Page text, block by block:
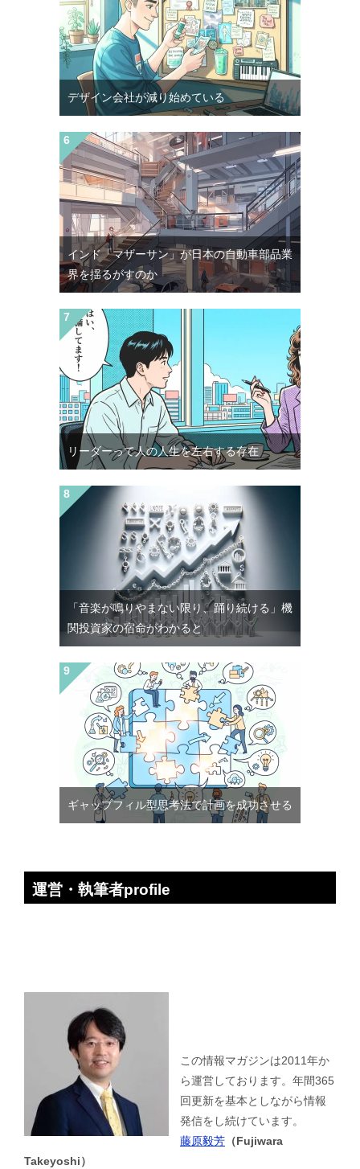
デザイン会社が減り始めている
インド「マザーサン」が日本の自動車部品業
界を揺るがすのか
リーダーって人の人生を左右する存在
「音楽が鳴りやまない限り、踊り続ける」機
関投資家の宿命がわかると
ギャップフィル型思考法で計画を成功させる
運営・執筆者profile
この情報マガジンは2011年か
ら運営しております。年間365
回更新を基本としながら情報
発信をし続けています。
藤原毅芳 （Fujiwara
Takeyoshi）